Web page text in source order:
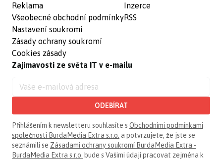
Reklama
Všeobecné obchodní podmínky
Nastavení soukromí
Zásady ochrany soukromí
Cookies zásady
Inzerce
RSS
Zajímavosti ze světa IT v e-mailu
ODEBÍRAT
Přihlášením k newsletteru souhlasíte s Obchodními podmínkami
společnosti BurdaMedia Extra s.r.o. a potvrzujete, že jste se
seznámili se Zásadami ochrany soukromí BurdaMedia Extra -
BurdaMedia Extra s.r.o. bude s Vašimi údaji pracovat zejména k